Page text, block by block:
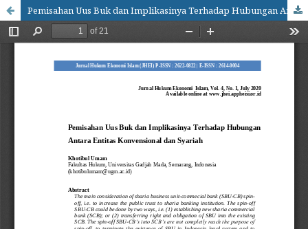
Pemisahan Uus Buk dan Implikasinya Terhadap Hubungan Antara Entitas Konvensional dan Syariah